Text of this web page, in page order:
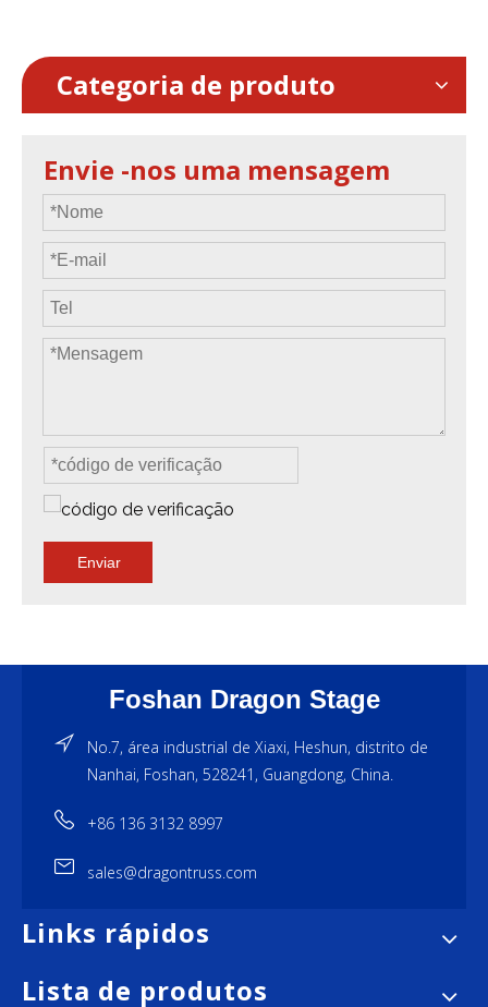
acessórios de ajuste
* Design de grelha sólida,
cobertura suave e
* Projetado para Evento
Categoria de produto
Envie -nos uma mensagem
Enviar
Foshan Dragon Stage
No.7, área industrial de Xiaxi, Heshun, distrito de
Nanhai, Foshan, 528241, Guangdong, China.
+86 136 3132 8997
sales@dragontruss.com
Links rápidos
Lista de produtos